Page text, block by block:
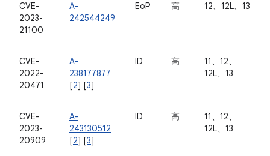
CVE-
2023-
21100
A-
242544249
EoP 高 12、12L、13
CVE-
2022-
20471
A-
238177877
[2] [3]
ID 高
11、12、
12L、13
CVE-
2023-
20909
A-
243130512
[2] [3]
ID 高
11、12、
12L、13